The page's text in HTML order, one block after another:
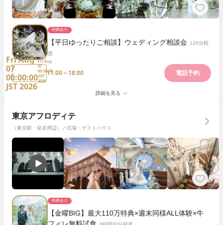
特典あり
【平日ゆったりご相談】ウェディング相談会 120分程
度
Fri Aug
07
00:00:00
JST 2026
Fri Aug
07
00:00:00
JST
2026
11:00～18:00 電話予約
詳細を見る
東京アフロディテ
（東京駅・皇居周辺）／式場・ゲストハウス
特典あり
【金曜BIG】最大110万特典×週末同様ALL体験×牛
フィレ無料試食